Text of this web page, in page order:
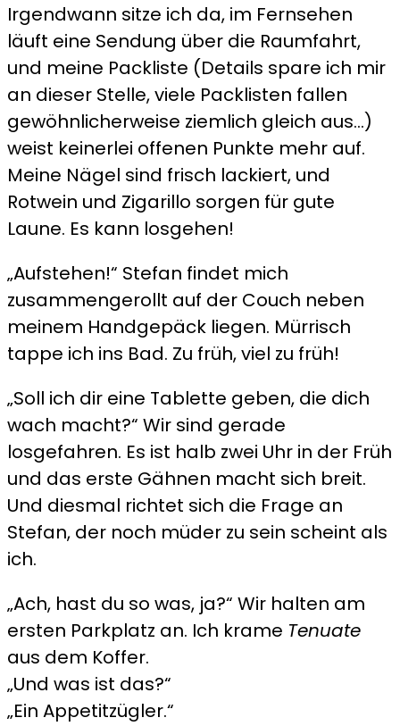
Irgendwann sitze ich da, im Fernsehen
läuft eine Sendung über die Raumfahrt,
und meine Packliste (Details spare ich mir
an dieser Stelle, viele Packlisten fallen
gewöhnlicherweise ziemlich gleich aus…)
weist keinerlei offenen Punkte mehr auf.
Meine Nägel sind frisch lackiert, und
Rotwein und Zigarillo sorgen für gute
Laune. Es kann losgehen!
„Aufstehen!“ Stefan findet mich
zusammengerollt auf der Couch neben
meinem Handgepäck liegen. Mürrisch
tappe ich ins Bad. Zu früh, viel zu früh!
„Soll ich dir eine Tablette geben, die dich
wach macht?“ Wir sind gerade
losgefahren. Es ist halb zwei Uhr in der Früh
und das erste Gähnen macht sich breit.
Und diesmal richtet sich die Frage an
Stefan, der noch müder zu sein scheint als
ich.
„Ach, hast du so was, ja?“ Wir halten am
ersten Parkplatz an. Ich krame Tenuate
aus dem Koffer.
„Und was ist das?“
„Ein Appetitzügler.“